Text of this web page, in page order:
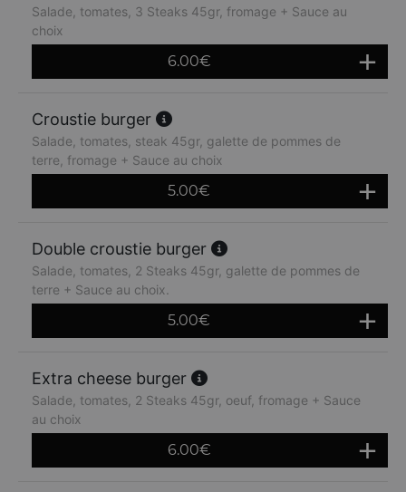
Salade, tomates, 3 Steaks 45gr, fromage + Sauce au
choix
6.00€
Croustie burger
Salade, tomates, steak 45gr, galette de pommes de
terre, fromage + Sauce au choix
5.00€
Double croustie burger
Salade, tomates, 2 Steaks 45gr, galette de pommes de
terre + Sauce au choix.
5.00€
Extra cheese burger
Salade, tomates, 2 Steaks 45gr, oeuf, fromage + Sauce
au choix
6.00€